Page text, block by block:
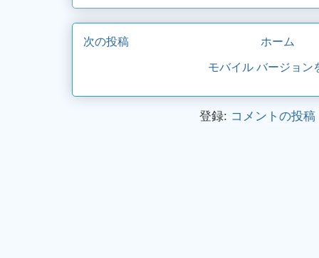
次の投稿 ホーム
モバイル バージョン
登録: コメントの投